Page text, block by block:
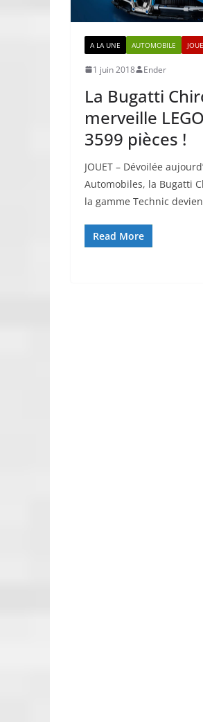
A LA UNE AUTOMOBILE
1 juin 2018 Ender
La Bugatti
merveille
3599 pièces !
JOUET – Dévoilée
Automobiles, la Bugatti
la gamme Technic
Read More